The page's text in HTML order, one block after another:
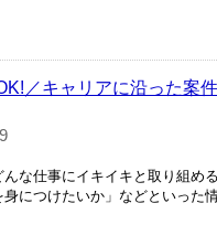
／キャリアに沿った案
な仕事にイキイキと取り組める
につけたいか」などといった情